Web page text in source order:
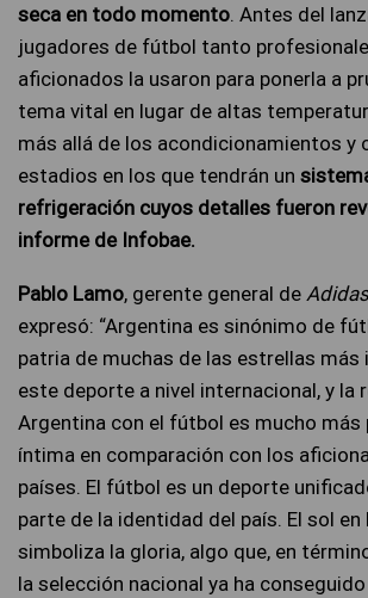
seca en todo momento . Antes del
jugadores de fútbol tanto
aficionados la usaron para ponerla a
tema vital en lugar de altas
más allá de los acondicionamientos y
estadios en los que tendrán un
refrigeración cuyos detalles fueron
informe de Infobae.
Pablo Lamo, gerente general de Adidas
expresó: “Argentina es sinónimo de
patria de muchas de las estrellas
este deporte a nivel internacional, y la
Argentina con el fútbol es mucho más
íntima en comparación con los
países. El fútbol es un deporte
parte de la identidad del país. El sol en
simboliza la gloria, algo que, en
la selección nacional ya ha